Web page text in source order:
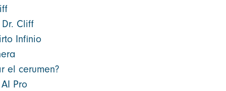
Cliff
Infinio
el cerumen?
Pro